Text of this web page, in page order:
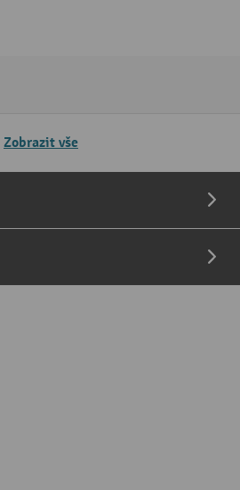
Zobrazit vše